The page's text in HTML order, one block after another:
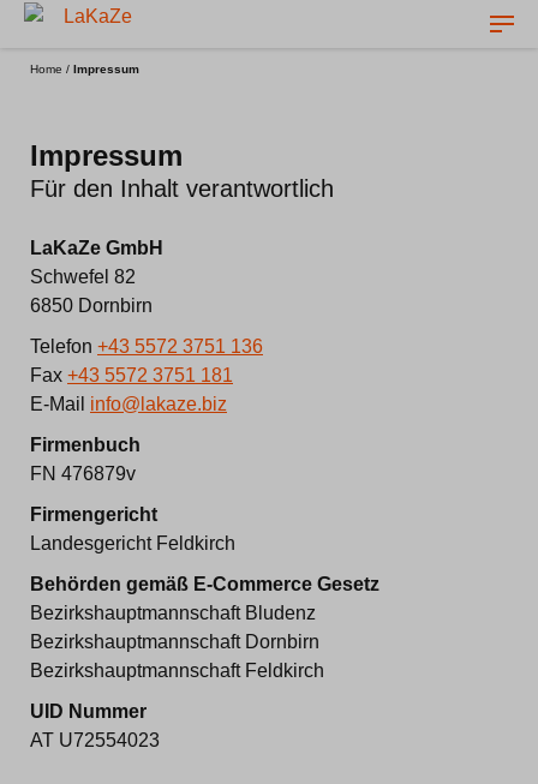
Home / Impressum
Impressum
Für den Inhalt verantwortlich
LaKaZe GmbH
Schwefel 82
6850 Dornbirn
Telefon +43 5572 3751 136
Fax +43 5572 3751 181
E-Mail info@lakaze.biz
Firmenbuch
FN 476879v
Firmengericht
Landesgericht Feldkirch
Behörden gemäß E-Commerce Gesetz
Bezirkshauptmannschaft Bludenz
Bezirkshauptmannschaft Dornbirn
Bezirkshauptmannschaft Feldkirch
UID Nummer
AT U72554023